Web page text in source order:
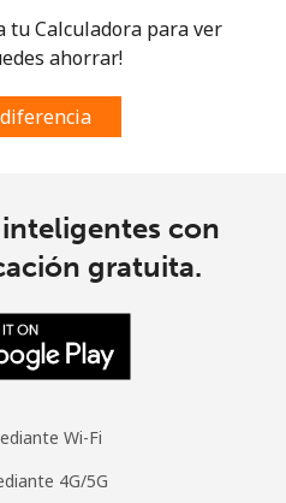
tu Calculadora para ver
ahorrar!
con
gratuita.
Wi-Fi
4G/5G